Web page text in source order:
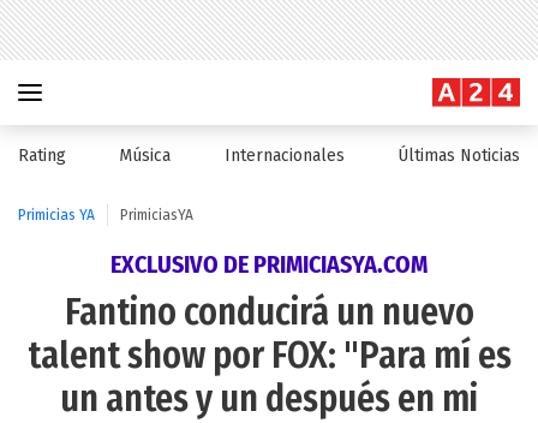
Rating Música Internacionales Últimas Noticias
Primicias YA PrimiciasYA
EXCLUSIVO DE PRIMICIASYA.COM
Fantino conducirá un nuevo
talent show por FOX: "Para mí es
un antes y un después en mi